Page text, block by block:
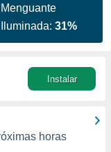
Menguante
Iluminada:31%
Instalar
horas